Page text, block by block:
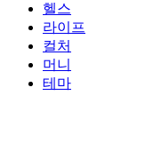
헬스
라이프
컬처
머니
테마